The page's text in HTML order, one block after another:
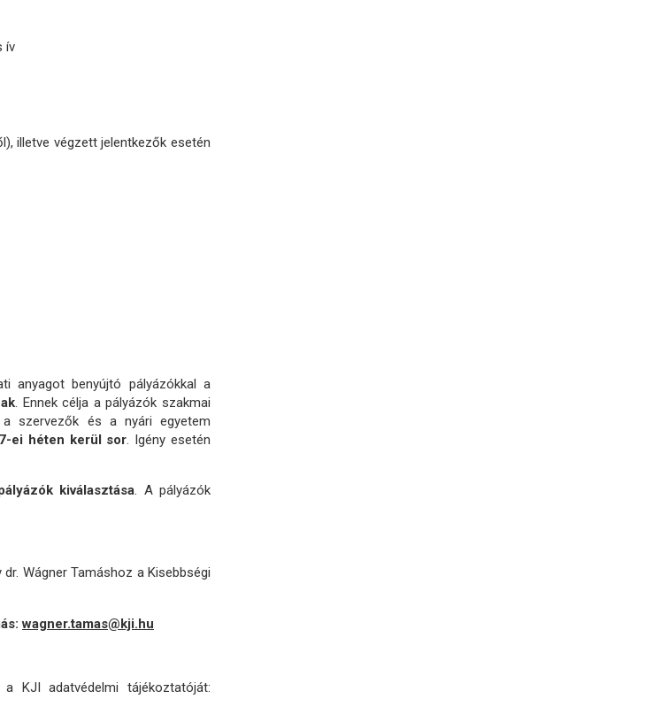
ív
illetve végzett jelentkezők esetén
anyagot benyújtó pályázókkal a
. Ennek célja a pályázók szakmai
a szervezők és a nyári egyetem
ei héten kerül sor. Igény esetén
kiválasztása. A pályázók
Wágner Tamáshoz a Kisebbségi
wagner.tamas@kji.hu
adatvédelmi tájékoztatóját: